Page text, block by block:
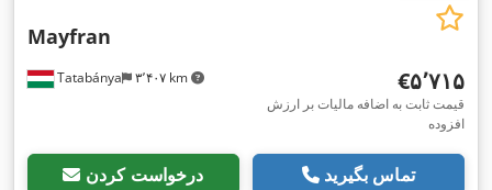
Tatabánya ۳٬۴۰۷ km
Mayfran
‎€۵٬۷۱۵
قیمت ثابت به اضافه مالیات بر ارزش
افزوده
درخواست کردن تماس بگیرید